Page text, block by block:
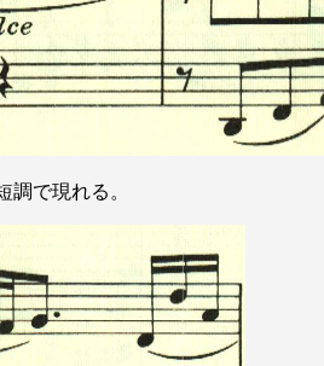
調で現れる。